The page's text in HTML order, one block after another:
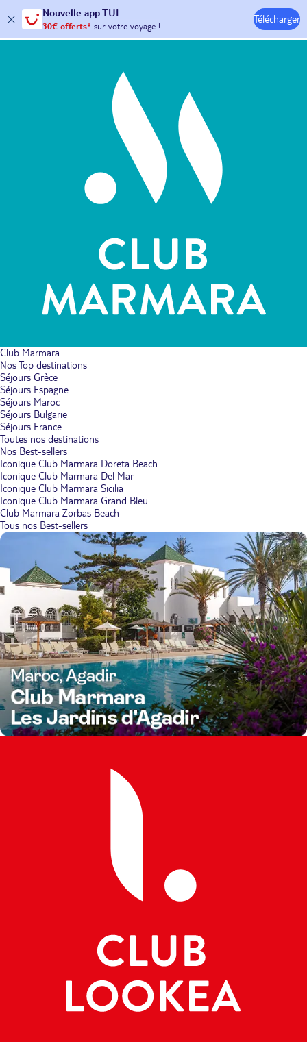
Nouvelle app TUI
30€ offerts*sur votre voyage !
avec le code :HAPPYAPP
Télécharger
Hôtels & Clubs
Club Marmara
Nos Top destinations
Séjours Grèce
Séjours Espagne
Séjours Maroc
Séjours Bulgarie
Séjours France
Toutes nos destinations
Nos Best-sellers
Iconique Club Marmara Doreta Beach
Iconique Club Marmara Del Mar
Iconique Club Marmara Sicilia
Iconique Club Marmara Grand Bleu
Club Marmara Zorbas Beach
Tous nos Best-sellers